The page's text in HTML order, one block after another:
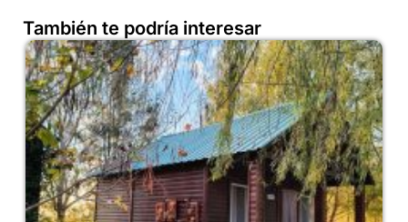
También te podría interesar